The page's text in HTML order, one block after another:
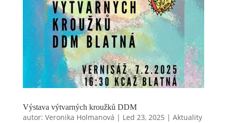
Výstava výtvarných kroužků DDM
autor: Veronika Holmanová | Led 23, 2025 | Aktuality